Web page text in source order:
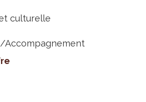
culturelle
Accompagnement